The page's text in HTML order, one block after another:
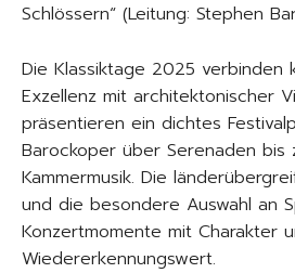
Schlössern“ (Leitung: Stephen
Die Klassiktage 2025 verbinden
Exzellenz mit architektonischer
präsentieren ein dichtes
Barockoper über Serenaden bis
Kammermusik. Die
und die besondere Auswahl an
Konzertmomente mit Charakter
Wiedererkennungswert.